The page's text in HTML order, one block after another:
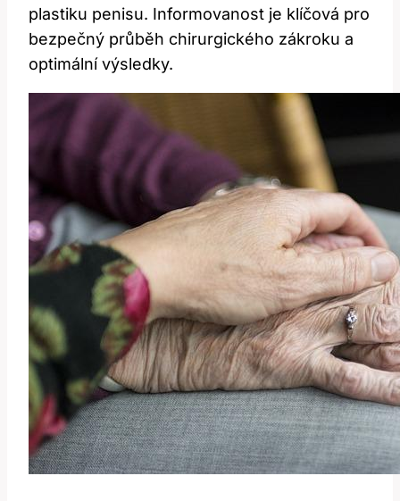
plastiku ⁢penisu. Informovanost je klíčová‌ pro
bezpečný průběh chirurgického zákroku a
‍optimální výsledky.